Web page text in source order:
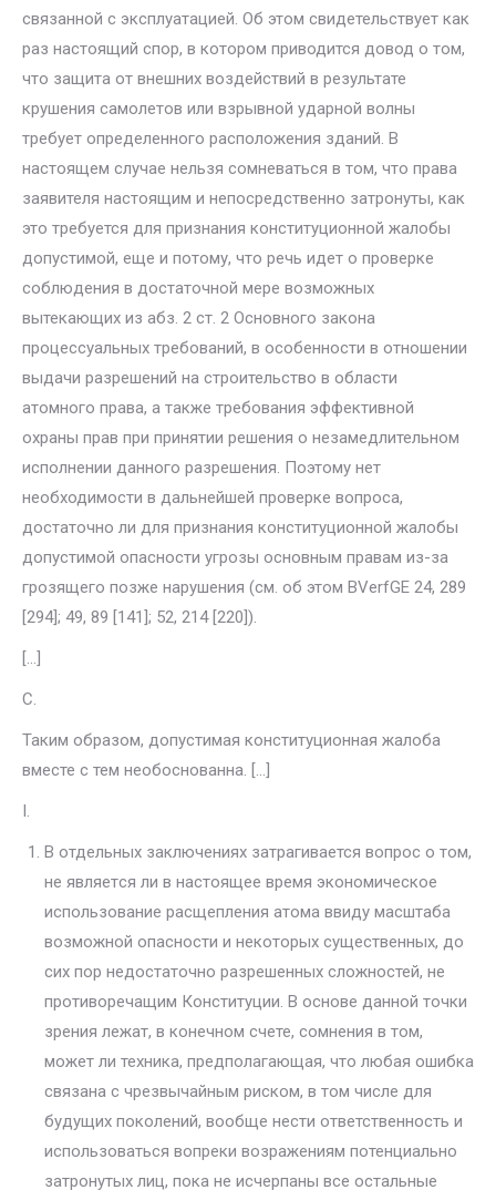
связанной с эксплуатацией. Об этом свидетельствует как
раз настоящий спор, в котором приводится довод о том,
что защита от внешних воздей­ствий в результате
крушения самолетов или взрывной ударной волны
требует определенного расположения зданий. В
настоящем случае нельзя сомневаться в том, что права
заявителя настоящим и непосредственно затронуты, как
это требуется для признания конституционной жалобы
допустимой, еще и потому, что речь идет о проверке
соблюдения в до­статочной мере возможных
вытекающих из абз. 2 ст. 2 Основного закона
процессуальных требований, в особенности в отношении
выдачи разре­шений на строительство в области
атомного права, а также требования эффективной
охраны прав при принятии решения о незамедлительном
исполнении данного разрешения. Поэтому нет
необходимости в даль­нейшей проверке вопроса,
достаточно ли для признания конституцион­ной жалобы
допустимой опасности угрозы основным правам из-за
гро­зящего позже нарушения (см. об этом BVerfGE 24, 289
[294]; 49, 89 [141]; 52, 214 [220]).
[…]
C.
Таким образом, допустимая конституционная жалоба
вместе с тем необоснованна. […]
I.
В отдельных заключениях затрагивается вопрос о том,
не являет­ся ли в настоящее время экономическое
использование расщепления ато­ма ввиду масштаба
возможной опасности и некоторых существенных, до
сих пор недостаточно разрешенных сложностей, не
противоречащим Конституции. В основе данной точки
зрения лежат, в конечном счете, сомнения в том,
может ли техника, предполагающая, что любая ошибка
связана с чрезвычайным риском, в том числе для
будущих поколений, вообще нести ответственность и
использоваться вопреки возражениям потенциально
затронутых лиц, пока не исчерпаны все остальные